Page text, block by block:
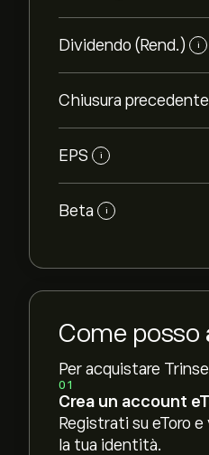
Dividendo (Rend.) i
Chiusura precedente
EPS i
Beta i
Come posso
Per acquistare
01
Crea un account
Registrati su eToro
la tua identità.